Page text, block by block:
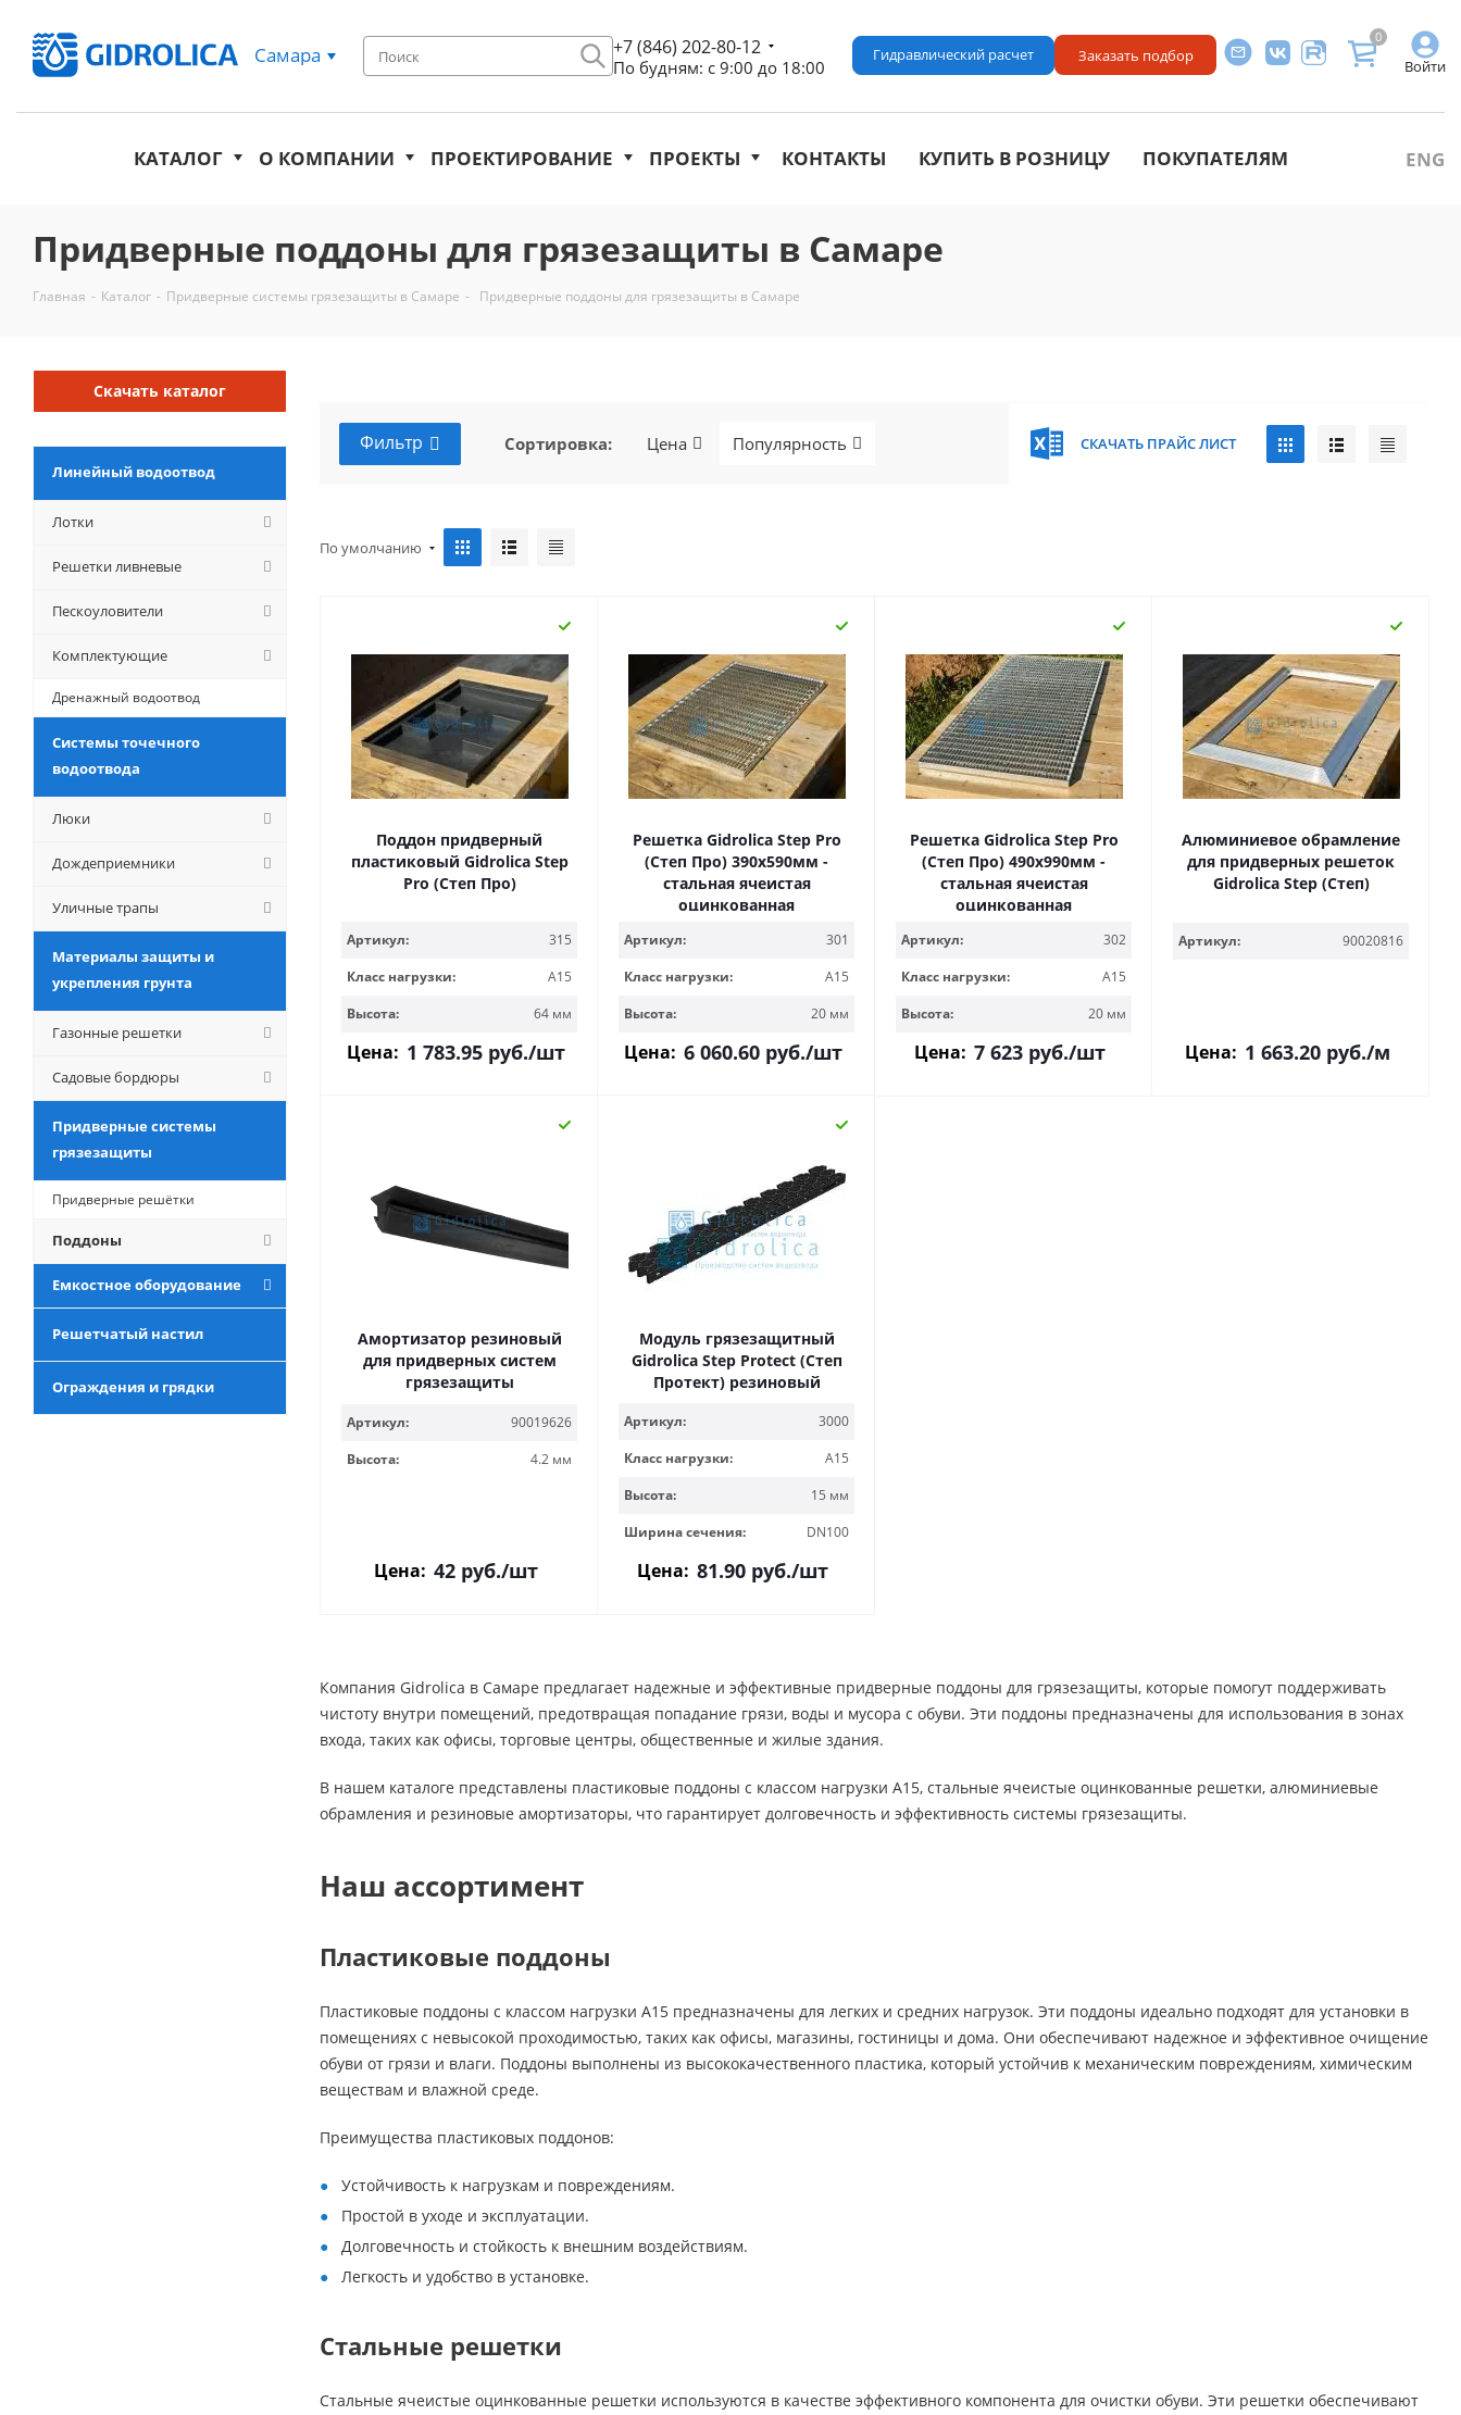
Самара +7 (846) 202-80-12
По будням: с 9:00 до 18:00 Войти
0
Гидравлический расчет Заказать подбор
КАТАЛОГ О КОМПАНИИ ПРОЕКТИРОВАНИЕ ПРОЕКТЫ КОНТАКТЫ КУПИТЬ В РОЗНИЦУ ПОКУПАТЕЛЯМ ENG
Придверные поддоны для грязезащиты в Самаре
Главная - Каталог - Придверные системы грязезащиты в Самаре - Придверные поддоны для грязезащиты в Самаре
Фильтр Сортировка: Цена Популярность СКАЧАТЬ ПРАЙС ЛИСТ
По умолчанию
Поддон придверный
пластиковый Gidrolica Step
Pro (Степ Про)
Артикул:
315
Класс нагрузки:
A15
Высота:
64 мм
Цена: 1 783.95руб./шт
Решетка Gidrolica Step Pro
(Степ Про) 390х590мм -
стальная ячеистая
оцинкованная
Артикул:
301
Класс нагрузки:
A15
Высота:
20 мм
Цена: 6 060.60руб./шт
Решетка Gidrolica Step Pro
(Степ Про) 490х990мм -
стальная ячеистая
оцинкованная
Артикул:
302
Класс нагрузки:
A15
Высота:
20 мм
Цена: 7 623 руб./шт
Алюминиевое обрамление
для придверных решеток
Gidrolica Step (Степ)
Артикул: 90020816
Цена: 1 663.20руб./м
Амортизатор резиновый
для придверных систем
грязезащиты
Артикул:
90019626
Высота:
4.2 мм
Цена: 42руб./шт
Модуль грязезащитный
Gidrolica Step Protect (Степ
Протект) резиновый
Артикул:
3000
Класс нагрузки:
A15
Высота:
15 мм
Ширина сечения:
DN100
Цена: 81.90 руб./шт
Компания Gidrolica в Самаре предлагает надежные и эффективные придверные поддоны для грязезащиты, которые помогут поддерживать
чистоту внутри помещений, предотвращая попадание грязи, воды и мусора с обуви. Эти поддоны предназначены для использования в зонах
входа, таких как офисы, торговые центры, общественные и жилые здания.
В нашем каталоге представлены пластиковые поддоны с классом нагрузки A15, стальные ячеистые оцинкованные решетки, алюминиевые
обрамления и резиновые амортизаторы, что гарантирует долговечность и эффективность системы грязезащиты.
Наш ассортимент
Пластиковые поддоны
Пластиковые поддоны с классом нагрузки A15 предназначены для легких и средних нагрузок. Эти поддоны идеально подходят для установки в
помещениях с невысокой проходимостью, таких как офисы, магазины, гостиницы и дома. Они обеспечивают надежное и эффективное очищение
обуви от грязи и влаги. Поддоны выполнены из высококачественного пластика, который устойчив к механическим повреждениям, химическим
веществам и влажной среде.
Преимущества пластиковых поддонов:
Устойчивость к нагрузкам и повреждениям.
Простой в уходе и эксплуатации.
Долговечность и стойкость к внешним воздействиям.
Легкость и удобство в установке.
Стальные решетки
Стальные ячеистые оцинкованные решетки используются в качестве эффективного компонента для очистки обуви. Эти решетки обеспечивают
Скачать каталог
Линейный водоотвод
Лотки
Решетки ливневые
Пескоуловители
Комплектующие
Дренажный водоотвод
Системы точечного
водоотвода
Люки
Дождеприемники
Уличные трапы
Материалы защиты и
укрепления грунта
Газонные решетки
Садовые бордюры
Придверные системы
грязезащиты
Придверные решётки
Поддоны
Емкостное оборудование
Решетчатый настил
Ограждения и грядки